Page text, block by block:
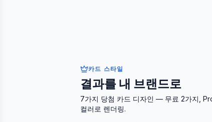
카드 스타일
결과를 내 브랜드로
7가지 당첨 카드 디자인 — 무료 2가지,
컬러로 렌더링.